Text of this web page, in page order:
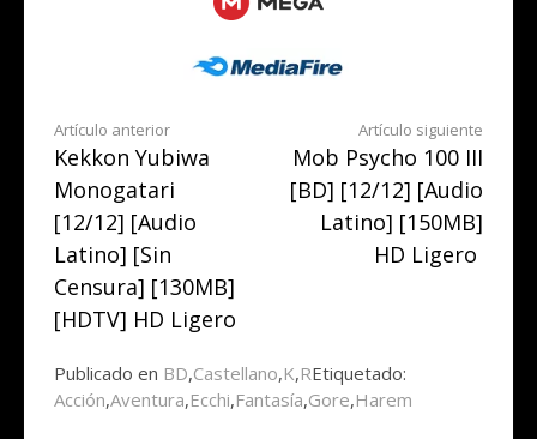
Seguir
leyendo
Artículo anterior
Kekkon Yubiwa
Monogatari
[12/12] [Audio
Latino] [Sin
Censura] [130MB]
[HDTV] HD Ligero
Artículo siguiente
Mob Psycho 100 III
[BD] [12/12] [Audio
Latino] [150MB]
HD Ligero
Publicado en BD,Castellano,K,REtiquetado:
Acción,Aventura,Ecchi,Fantasía,Gore,Harem